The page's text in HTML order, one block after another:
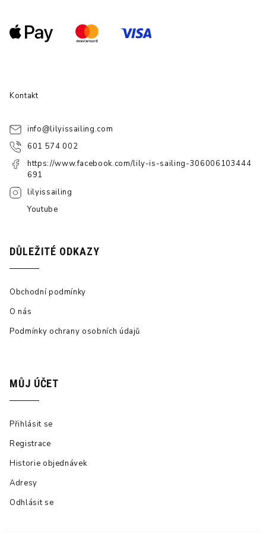
Kontakt
info@lilyissailing.com
601 574 002
https://www.facebook.com/lily-is-sailing-306006103444
691
lilyissailing
Youtube
DŮLEŽITÉ ODKAZY
Obchodní podmínky
O nás
Podmínky ochrany osobních údajů
MŮJ ÚČET
Přihlásit se
Registrace
Historie objednávek
Adresy
Odhlásit se